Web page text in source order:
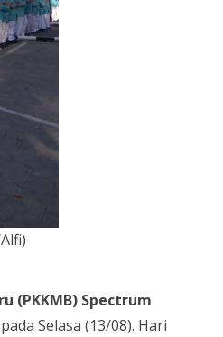
(PKKMB) Spectrum
Selasa (13/08). Hari